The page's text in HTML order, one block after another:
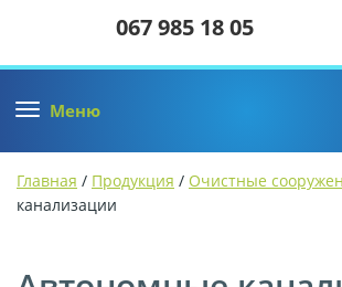
067 985 18 05
Меню
Главная / Продукция / Очистные
канализации